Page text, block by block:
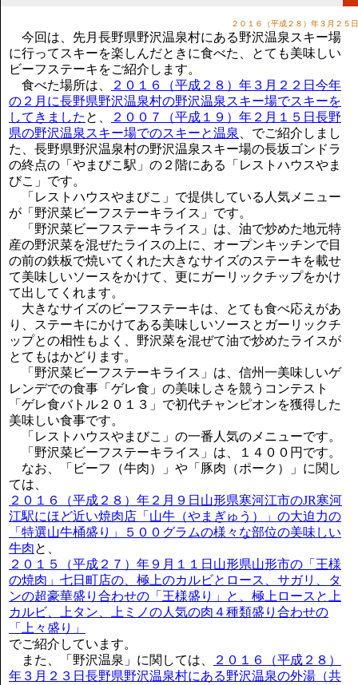
２０１６（平成２８）年３月２５日
今回は、先月長野県野沢温泉村にある野沢温泉スキー場
に行ってスキーを楽しんだときに食べた、とても美味しい
ビーフステーキをご紹介します。
食べた場所は、
２０１６（平成２８）年３月２２日今年
の２月に長野県野沢温泉村の野沢温泉スキー場でスキーを
してきました と、
２００７（平成１９）年２月１５日長野
県の野沢温泉スキー場でのスキーと温泉
、でご紹介しまし
た、長野県野沢温泉村の野沢温泉スキー場の長坂ゴンドラ
の終点の「やまびこ駅」の２階にある「レストハウスやま
びこ」です。
「レストハウスやまびこ」で提供している人気メニュー
が「野沢菜ビーフステーキライス」です。
「野沢菜ビーフステーキライス」は、油で炒めた地元特
産の野沢菜を混ぜたライスの上に、オープンキッチンで目
の前の鉄板で焼いてくれた大きなサイズのステーキを載せ
て美味しいソースをかけて、更にガーリックチップをかけ
て出してくれます。
大きなサイズのビーフステーキは、とても食べ応えがあ
り、ステーキにかけてある美味しいソースとガーリックチ
ップとの相性もよく、野沢菜を混ぜて油で炒めたライスが
とてもはかどります。
「野沢菜ビーフステーキライス」は、信州一美味しいゲ
レンデでの食事「ゲレ食」の美味しさを競うコンテスト
「ゲレ食バトル２０１３」で初代チャンピオンを獲得した
美味しい食事です。
「レストハウスやまびこ」の一番人気のメニューです。
「野沢菜ビーフステーキライス」は、１４００円です。
なお、「ビーフ（牛肉）」や「豚肉（ポーク）」に関し
ては、
２０１６（平成２８）年２月９日山形県寒河江市のJR寒河
江駅にほど近い焼肉店「山牛（やまぎゅう）」の大迫力の
「特選山牛桶盛り」５００グラムの様々な部位の美味しい
牛肉と、
２０１５（平成２７）年９月１１日山形県山形市の「王様
の焼肉」七日町店の、極上のカルビとロース、サガリ、タ
ンの超豪華盛り合わせの「王様盛り」と、極上ロースと上
カルビ、上タン、上ミノの人気の肉４種類盛り合わせの
「上々盛り」
でご紹介しています。
また、「野沢温泉」に関しては、
２０１６（平成２８）
年３月２３日長野県野沢温泉村にある野沢温泉の外湯（共